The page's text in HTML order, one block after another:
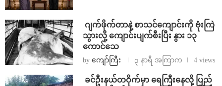
⁨⁩ ⁨ဂျက်ဖိုက်တာနဲ့ စာသင်ကျောင်းကို ဗုံးကြဲ
သွားလို့ ကျောင်းပျက်စီးပြီး နွား ၁၃
ကောင်သေ
by ကျော်ကြီး ၃ နာရီ အကြာက 4 views
⁩ ⁨ခင်ဦးနယ်တဝိုက်မှာ ရေကြီးနေလို့ ပြည်